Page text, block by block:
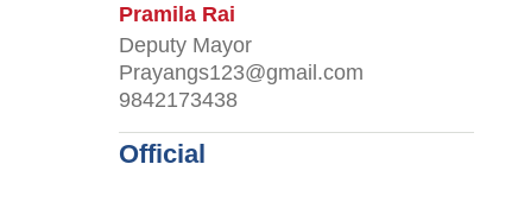
Pramila Rai
Deputy Mayor
Prayangs123@gmail.com
9842173438
Official